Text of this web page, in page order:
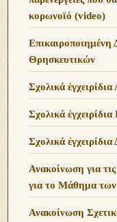
κορωνοϊό (video)
Θρησκευτικών
Σχολικά
Σχολικά
Σχολικά
Ανακοίνωση για
για το Μάθημα
Ανακοίνωση